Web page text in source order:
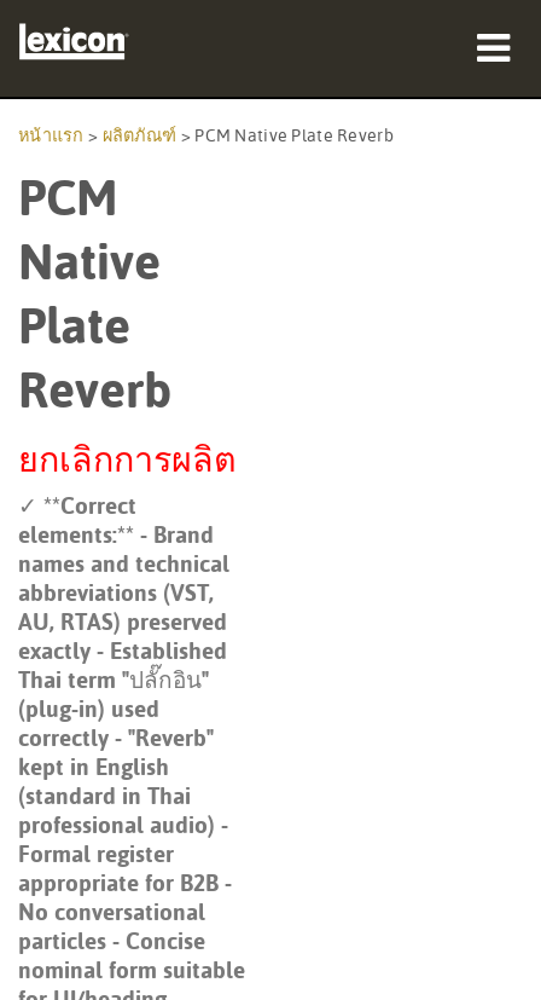
ผลิตภัณฑ์
ที่ซื้อสินค้า
การฝึกอบรม
การสนับสนุน
ภาษา/ภูมิภาค
หน้าแรก > ผลิตภัณฑ์ > PCM Native Plate Reverb
PCM
Native
Plate
Reverb
ยกเลิกการผลิต
✓ **Correct
elements:** - Brand
names and technical
abbreviations (VST,
AU, RTAS) preserved
exactly - Established
Thai term "ปลั๊กอิน"
(plug-in) used
correctly - "Reverb"
kept in English
(standard in Thai
professional audio) -
Formal register
appropriate for B2B -
No conversational
particles - Concise
nominal form suitable